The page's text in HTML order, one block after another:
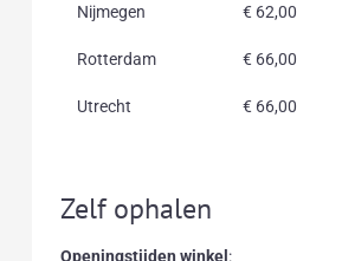
Nijmegen € 62,00
Rotterdam € 66,00
Utrecht € 66,00
Zelf ophalen
Openingstijden winkel :